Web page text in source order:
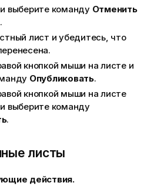
выберите команду Отменить
.
лист и убедитесь, что
кнопкой мыши на листе и
Опубликовать.
кнопкой мыши на листе
выберите команду
.
листы
действия.